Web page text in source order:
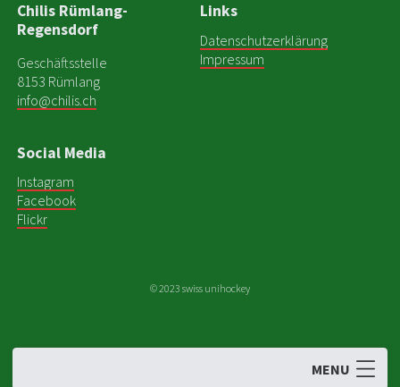
NEWS
Chilis Rümlang-
Regensdorf
Geschäftsstelle
8153 Rümlang
info@chilis.ch
Links
Datenschutzerklärung
Impressum
Social Media
Instagram
Facebook
Flickr
© 2023 swiss unihockey